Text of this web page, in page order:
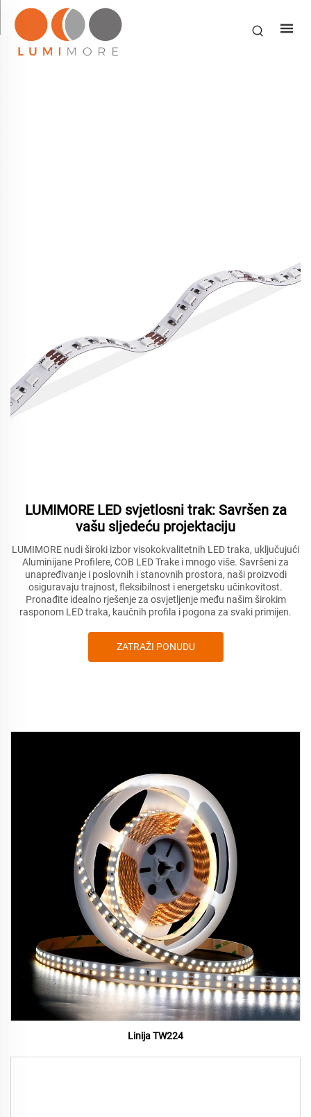
LUMIMORE LED svjetlosni trak: Savršen za
vašu sljedeću projektaciju
LUMIMORE nudi široki izbor visokokvalitetnih LED traka, uključujući
Aluminijane Profilere, COB LED Trake i mnogo više. Savršeni za
unapređivanje i poslovnih i stanovnih prostora, naši proizvodi
osiguravaju trajnost, fleksibilnost i energetsku učinkovitost.
Pronađite idealno rješenje za osvjetljenje među našim širokim
rasponom LED traka, kaučnih profila i pogona za svaki primijen.
ZATRAŽI PONUDU
Linija TW224